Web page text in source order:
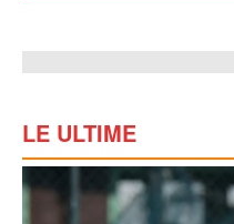
LE ULTIME